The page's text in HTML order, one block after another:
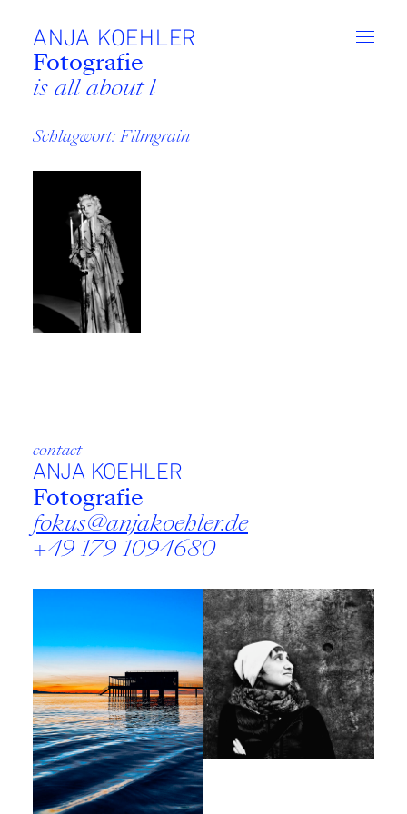
ANJA KOEHLER
Fotografie
is all about lif
Schlagwort:Filmgrain
contact
ANJA KOEHLER
Fotografie
fokus@anjakoehler.de
+49 179 1094680